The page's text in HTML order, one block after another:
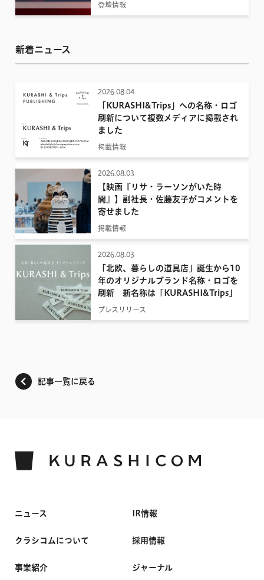
登壇情報
新着ニュース
2026.08.04
「KURASHI&Trips」への名称・ロゴ
刷新について複数メディアに掲載され
ました
掲載情報
2026.08.03
【映画『リサ・ラーソンがいた時
間』】副社長・佐藤友子がコメントを
寄せました
掲載情報
2026.08.03
「北欧、暮らしの道具店」誕生から10
年のオリジナルブランド名称・ロゴを
刷新 新名称は「KURASHI&Trips」
プレスリリース
記事一覧に戻る
ニュース
クラシコムについて
事業紹介
IR情報
採用情報
ジャーナル